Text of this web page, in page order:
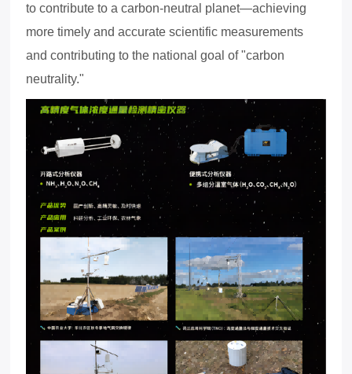
to contribute to a carbon-neutral planet—achieving
more timely and accurate scientific measurements
and contributing to the national goal of "carbon
neutrality."